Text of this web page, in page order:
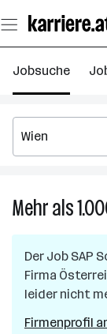
Seiteninhalt
springen
Jobsuche
Mehr als
Der Job SAP
Firma
leider nicht
Firmenprofil